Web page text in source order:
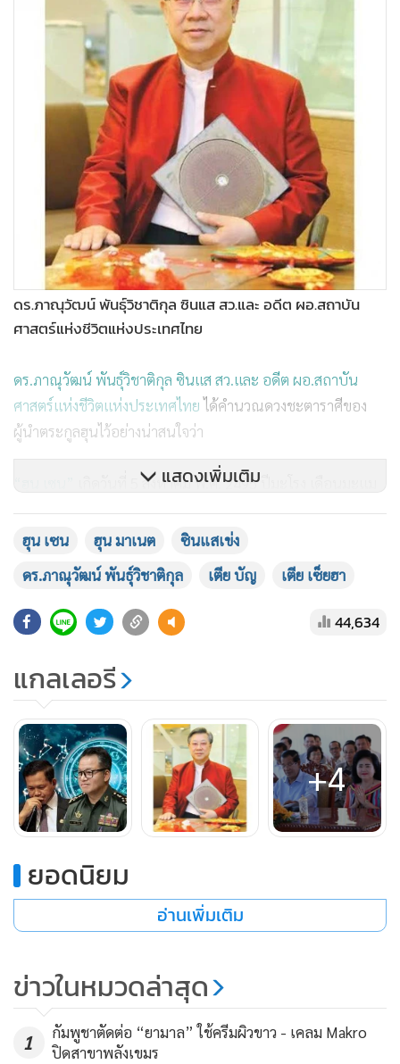
ดร.ภาณุวัฒน์ พันธุ์วิชาติกุล ซินแส สว.และ อดีต ผอ.สถาบัน
ศาสตร์แห่งชีวิตแห่งประเทศไทย
ดร.ภาณุวัฒน์ พันธุ์วิชาติกุล ซินแส สว.และ อดีต ผอ.สถาบัน
ศาสตร์แห่งชีวิตแห่งประเทศไทยได้คำนวณดวงชะตาราศีของ
ผู้นำตระกูลฮุนไว้อย่างน่าสนใจว่า
“ฮุน เซน”
เกิดวันที่ 5 สิงหาคม พ.ศ. 2495 ปีมะโรง เดือนมะแม
วันมะแม จริงๆฮุน เซน เข้าเคราะห์มาตั้งแต่เดือน เม.ย.ปีที่แล้ว
ซึ่งเป็นปีมะโรงซึ่งเป็นปีเกิด เป็นปีที่สมพงษ์กับเขา แต่ปีนี้มาเจอ
ปีมะเส็งซึ่งเป็นปีที่ไม่ได้สมพงษ์ ไม่ได้เกื้อหนุนเขา ดวงเข้าเคราะห์
สุขภาพก็อาจจะมีปัญหา สุขภาพไม่ดีมา 2 ปีแล้ว แต่ว่ามีเงินจึงยื้อ
ไว้ได้ อีกทั้งปีมะเส็ง 2568 ยังเป็นปีแห่งการพลิกผันเปลี่ยนแปลง
ขณะที่ฮวงจุ้ยเข้าเกณฑ์เปลี่ยนยุคมาตั้งแต่ 4 ก.พ.2567 ส่งผลให้
ดวงของฮุน เซน มีปัญหา เมื่อดวงเปลี่ยนยุคก็ดึงให้ฮุน เซน ผิด
พลาดในการตัดสินใจเรื่องต่างๆ หรือมีปัญหาให้ปวดหัว มีปัญหา
ให้ต้องแก้ไข ส่วนโหงวเฮ้งของฮุน เซน นั้นถือว่าดี เพียงแต่ราศีไม่
ดี และดวงอยู่ในเคราะห์ อย่างไรก็ตามตำราจีนกล่าวว่า
พฤติกรรมอันดับ 1 คุณธรรมอันดับ 2 ฮวงจุ้ยอันดับ 3 ดังนั้นถ้า
ไม่มีคุณธรรม สุดท้ายชีวิตก็ไม่ดี
พ.ศ. 2497 ปีมะเมีย เดือนชวด วันมะเส็ง เป็นปีที่ดวงไม่เกื้อหนุน
เขาเรียกว่า“งูพันขาม้าพัลวันพัลเก” เพราะปีมะเมียมาเจอปี
มะเส็ง ปีงู ซึ่งมันไม่เกื้อหนุนกัน ถือว่าดวงเข้าเคราะห์เหมือนกัน
ขณะที่“ฮุน มาเนต”
เกิดวันที่ 20 ตุลาคม 2520 ปีมะเส็ง เดือน
จอ วันจอ ปีนี้เป็นปีมะเส็งซึ่งแม้จะไม่ใช่ปีชงของฮุน มาเนต แต่
รอบอายุเข้าเคราะห์ โดยดวงเริ่มเข้าเคราะห์มาตั้งแต่เดือน
พ.ค.2568 แล้วเดือนนี้(ก.ค.)เป็นเดือนที่ไม่ดีสำหรับผู้ชาย ขณะที่
แสดงเพิ่มเติม
ฮุน เซน ฮุน มาเนต
ซินแสเข่ง
ดร.ภาณุวัฒน์ พันธุ์วิชาติกุล
เตีย บัญ เตีย เซ็ยฮา
44,634
แกลเลอรี
+4
ยอดนิยม
อ่านเพิ่มเติม
ข่าวในหมวดล่าสุด
1
กัมพูชาตัดต่อ “ยามาล” ใช้ครีมผิวขาว - เคลม Makro
ปิดสาขาพลังเขมร